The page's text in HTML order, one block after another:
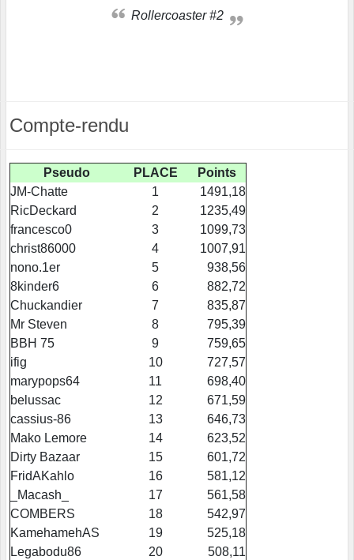
Rollercoaster #2
Compte-rendu
Pseudo PLACE
Points
JM-Chatte
1
1491,18
RicDeckard
2
1235,49
francesco0
3
1099,73
christ86000
4
1007,91
nono.1er
5
938,56
8kinder6
6
882,72
Chuckandier
7
835,87
Mr Steven
8
795,39
BBH 75
9
759,65
ifig
10
727,57
marypops64
11
698,40
belussac
12
671,59
cassius-86
13
646,73
Mako Lemore
14
623,52
Dirty Bazaar
15
601,72
FridAKahlo
16
581,12
_Macash_
17
561,58
COMBERS
18
542,97
KamehamehAS
19
525,18
Legabodu86
20
508,11